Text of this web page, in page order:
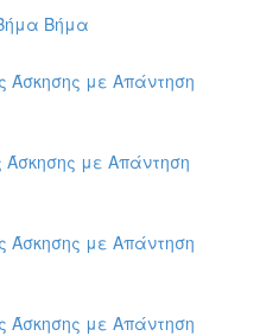
Βήμα
Άσκησης με Απάντηση
Άσκησης με Απάντηση
Άσκησης με Απάντηση
Άσκησης με Απάντηση